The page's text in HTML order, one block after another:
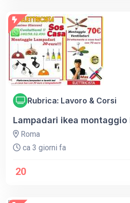
Rubrica: Lavoro & Corsi
Lampadari ikea montaggio
Roma
ca 3 giorni fa
20